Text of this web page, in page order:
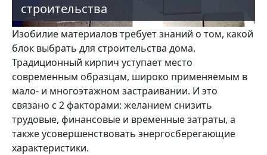
строительства
Изобилие материалов требует знаний о том, какой
блок выбрать для строительства дома.
Традиционный кирпич уступает место
современным образцам, широко применяемым в
мало- и многоэтажном застраивании. И это
связано с 2 факторами: желанием снизить
трудовые, финансовые и временные затраты, а
также усовершенствовать энергосберегающие
характеристики.